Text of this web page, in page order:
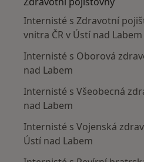
Internisté s Zdravotní
vnitra ČR v Ústí nad Labem
Internisté s Oborová
nad Labem
Internisté s Všeobecná
nad Labem
Internisté s Vojenská
Ústí nad Labem